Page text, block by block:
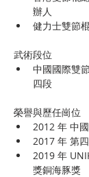
辦人
健力士雙節
武術段位
中國國際雙
四段
榮譽與歷任崗位
2012 年 中
2017 年 第
2019 年
獎銅海豚獎